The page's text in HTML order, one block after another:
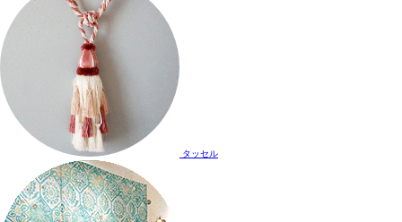
タッセル